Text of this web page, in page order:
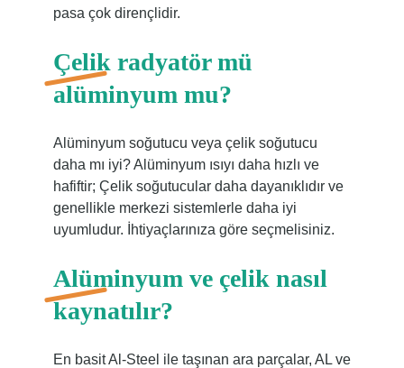
pasa çok dirençlidir.
Çelik radyatör mü
alüminyum mu?
Alüminyum soğutucu veya çelik soğutucu
daha mı iyi? Alüminyum ısıyı daha hızlı ve
hafiftir; Çelik soğutucular daha dayanıklıdır ve
genellikle merkezi sistemlerle daha iyi
uyumludur. İhtiyaçlarınıza göre seçmelisiniz.
Alüminyum ve çelik nasıl
kaynatılır?
En basit Al-Steel ile taşınan ara parçalar, AL ve